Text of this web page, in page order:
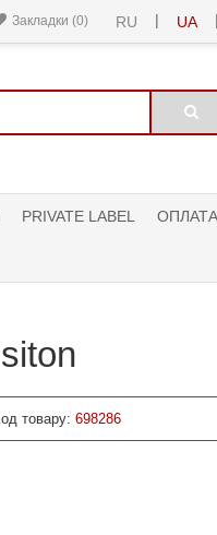
RU | UA |
Закладки (0)
PRIVATE LABEL
товару: 698286